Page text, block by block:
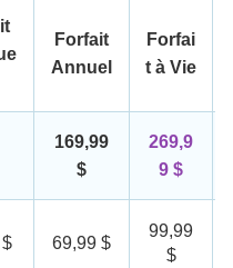
Forfait
Annuel
Forfai
t à Vie
169,99
$
269,9
9 $
69,99 $
99,99
$